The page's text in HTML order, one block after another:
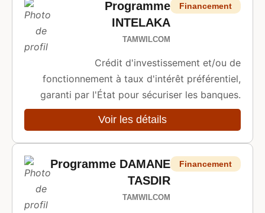
Programme
INTELAKA
TAMWILCOM
Financement
Crédit d'investissement et/ou de
fonctionnement à taux d'intérêt préférentiel,
garanti par l'État pour sécuriser les banques.
Voir les détails
Programme DAMANE
TASDIR
TAMWILCOM
Financement